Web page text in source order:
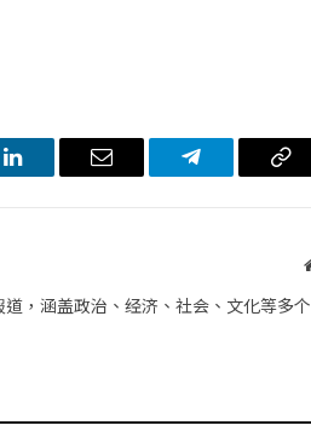
LinkedIn 电
Telegram 复
，涵盖政治、经济、社会、文化等多个